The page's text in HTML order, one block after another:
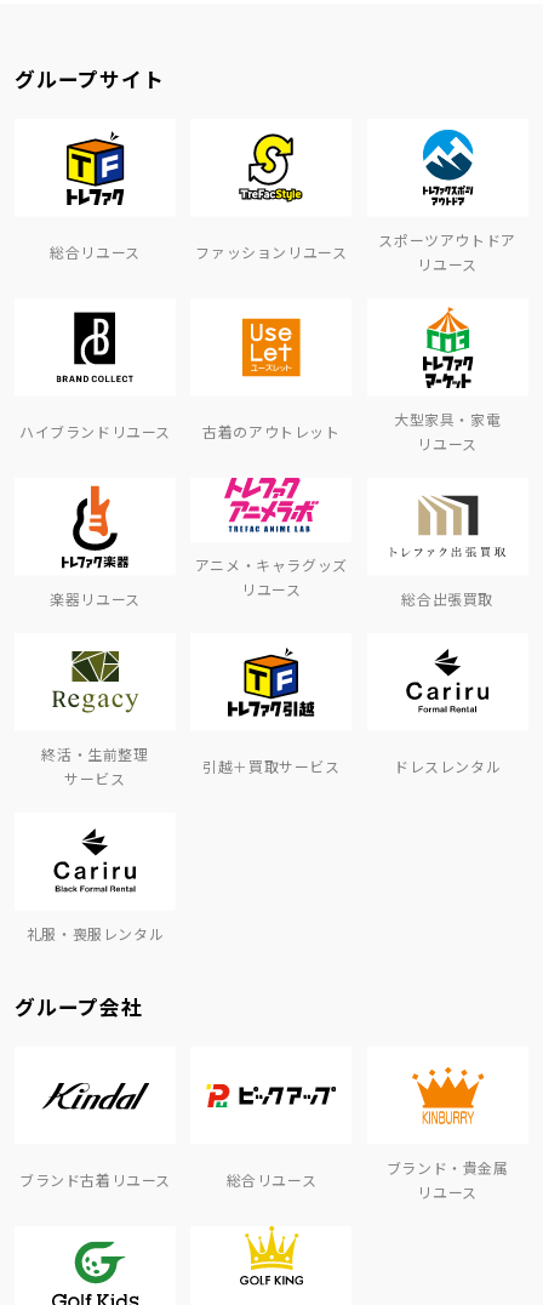
グループサイト
総合リユース ファッションリユース
スポーツアウトドア
リユース
ハイブランドリユース 古着のアウトレット
大型家具・家電
リユース
楽器リユース
アニメ・キャラグッズ
リユース
総合出張買取
終活・生前整理
サービス
引越＋買取サービス ドレスレンタル
礼服・喪服レンタル
グループ会社
ブランド古着リユース 総合リユース
ブランド・貴金属
リユース